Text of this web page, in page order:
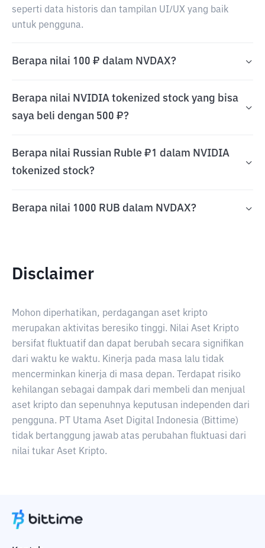
seperti data historis dan tampilan UI/UX yang baik
untuk pengguna.
Berapa nilai 100 ₽ dalam NVDAX?
Berapa nilai NVIDIA tokenized stock yang bisa
saya beli dengan 500 ₽?
Berapa nilai Russian Ruble ₽1 dalam NVIDIA
tokenized stock?
Berapa nilai 1000 RUB dalam NVDAX?
Disclaimer
Mohon diperhatikan, perdagangan aset kripto
merupakan aktivitas beresiko tinggi. Nilai Aset Kripto
bersifat fluktuatif dan dapat berubah secara signifikan
dari waktu ke waktu. Kinerja pada masa lalu tidak
mencerminkan kinerja di masa depan. Terdapat risiko
kehilangan sebagai dampak dari membeli dan menjual
aset kripto dan sepenuhnya keputusan independen dari
pengguna. PT Utama Aset Digital Indonesia (Bittime)
tidak bertanggung jawab atas perubahan fluktuasi dari
nilai tukar Aset Kripto.